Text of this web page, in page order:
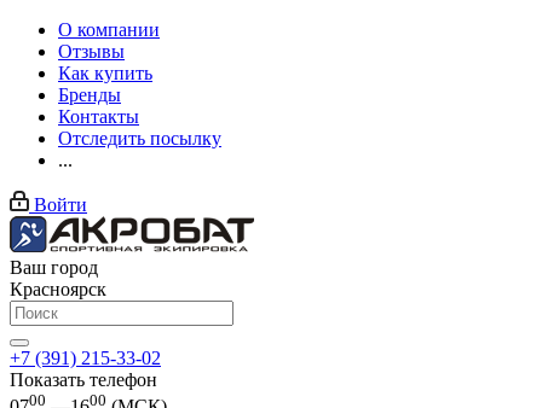
О компании
Отзывы
Как купить
Бренды
Контакты
Отследить посылку
...
Войти
Ваш город
Красноярск
+7 (391) 215-33-02
Показать телефон
00 00